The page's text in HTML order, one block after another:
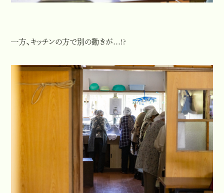
一方、キッチンの方で別の動きが…!?